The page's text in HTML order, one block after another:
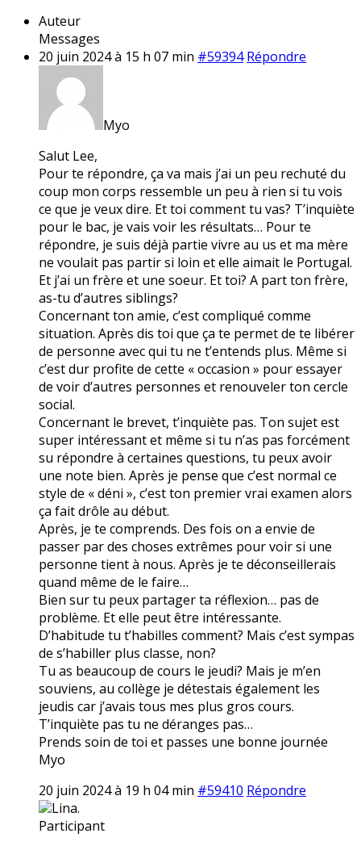
Auteur
Messages
20 juin 2024 à 15 h 07 min #59394 Répondre
Myo
Salut Lee,
Pour te répondre, ça va mais j’ai un peu rechuté du
coup mon corps ressemble un peu à rien si tu vois
ce que je veux dire. Et toi comment tu vas? T’inquiète
pour le bac, je vais voir les résultats… Pour te
répondre, je suis déjà partie vivre au us et ma mère
ne voulait pas partir si loin et elle aimait le Portugal.
Et j’ai un frère et une soeur. Et toi? A part ton frère,
as-tu d’autres siblings?
Concernant ton amie, c’est compliqué comme
situation. Après dis toi que ça te permet de te libérer
de personne avec qui tu ne t’entends plus. Même si
c’est dur profite de cette « occasion » pour essayer
de voir d’autres personnes et renouveler ton cercle
social.
Concernant le brevet, t’inquiète pas. Ton sujet est
super intéressant et même si tu n’as pas forcément
su répondre à certaines questions, tu peux avoir
une note bien. Après je pense que c’est normal ce
style de « déni », c’est ton premier vrai examen alors
ça fait drôle au début.
Après, je te comprends. Des fois on a envie de
passer par des choses extrêmes pour voir si une
personne tient à nous. Après je te déconseillerais
quand même de le faire…
Bien sur tu peux partager ta réflexion… pas de
problème. Et elle peut être intéressante.
D’habitude tu t’habilles comment? Mais c’est sympas
de s’habiller plus classe, non?
Tu as beaucoup de cours le jeudi? Mais je m’en
souviens, au collège je détestais également les
jeudis car j’avais tous mes plus gros cours.
T’inquiète pas tu ne déranges pas…
Prends soin de toi et passes une bonne journée
Myo
20 juin 2024 à 19 h 04 min #59410 Répondre
Lina.
Participant